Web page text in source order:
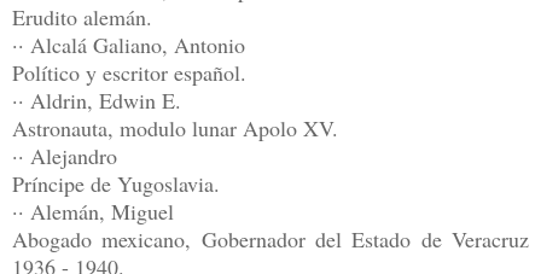
Erudito alemán.
·· Alcalá Galiano, Antonio
Político y escritor español.
·· Aldrin, Edwin E.
Astronauta, modulo lunar Apolo XV.
·· Alejandro
Príncipe de Yugoslavia.
·· Alemán, Miguel
Abogado mexicano, Gobernador del Estado de Veracruz
1936 - 1940.